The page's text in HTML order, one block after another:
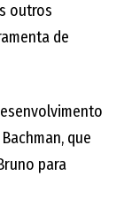
outros
de
que
para